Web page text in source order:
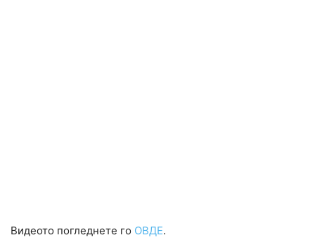
Видеото погледнете го ОВДЕ.